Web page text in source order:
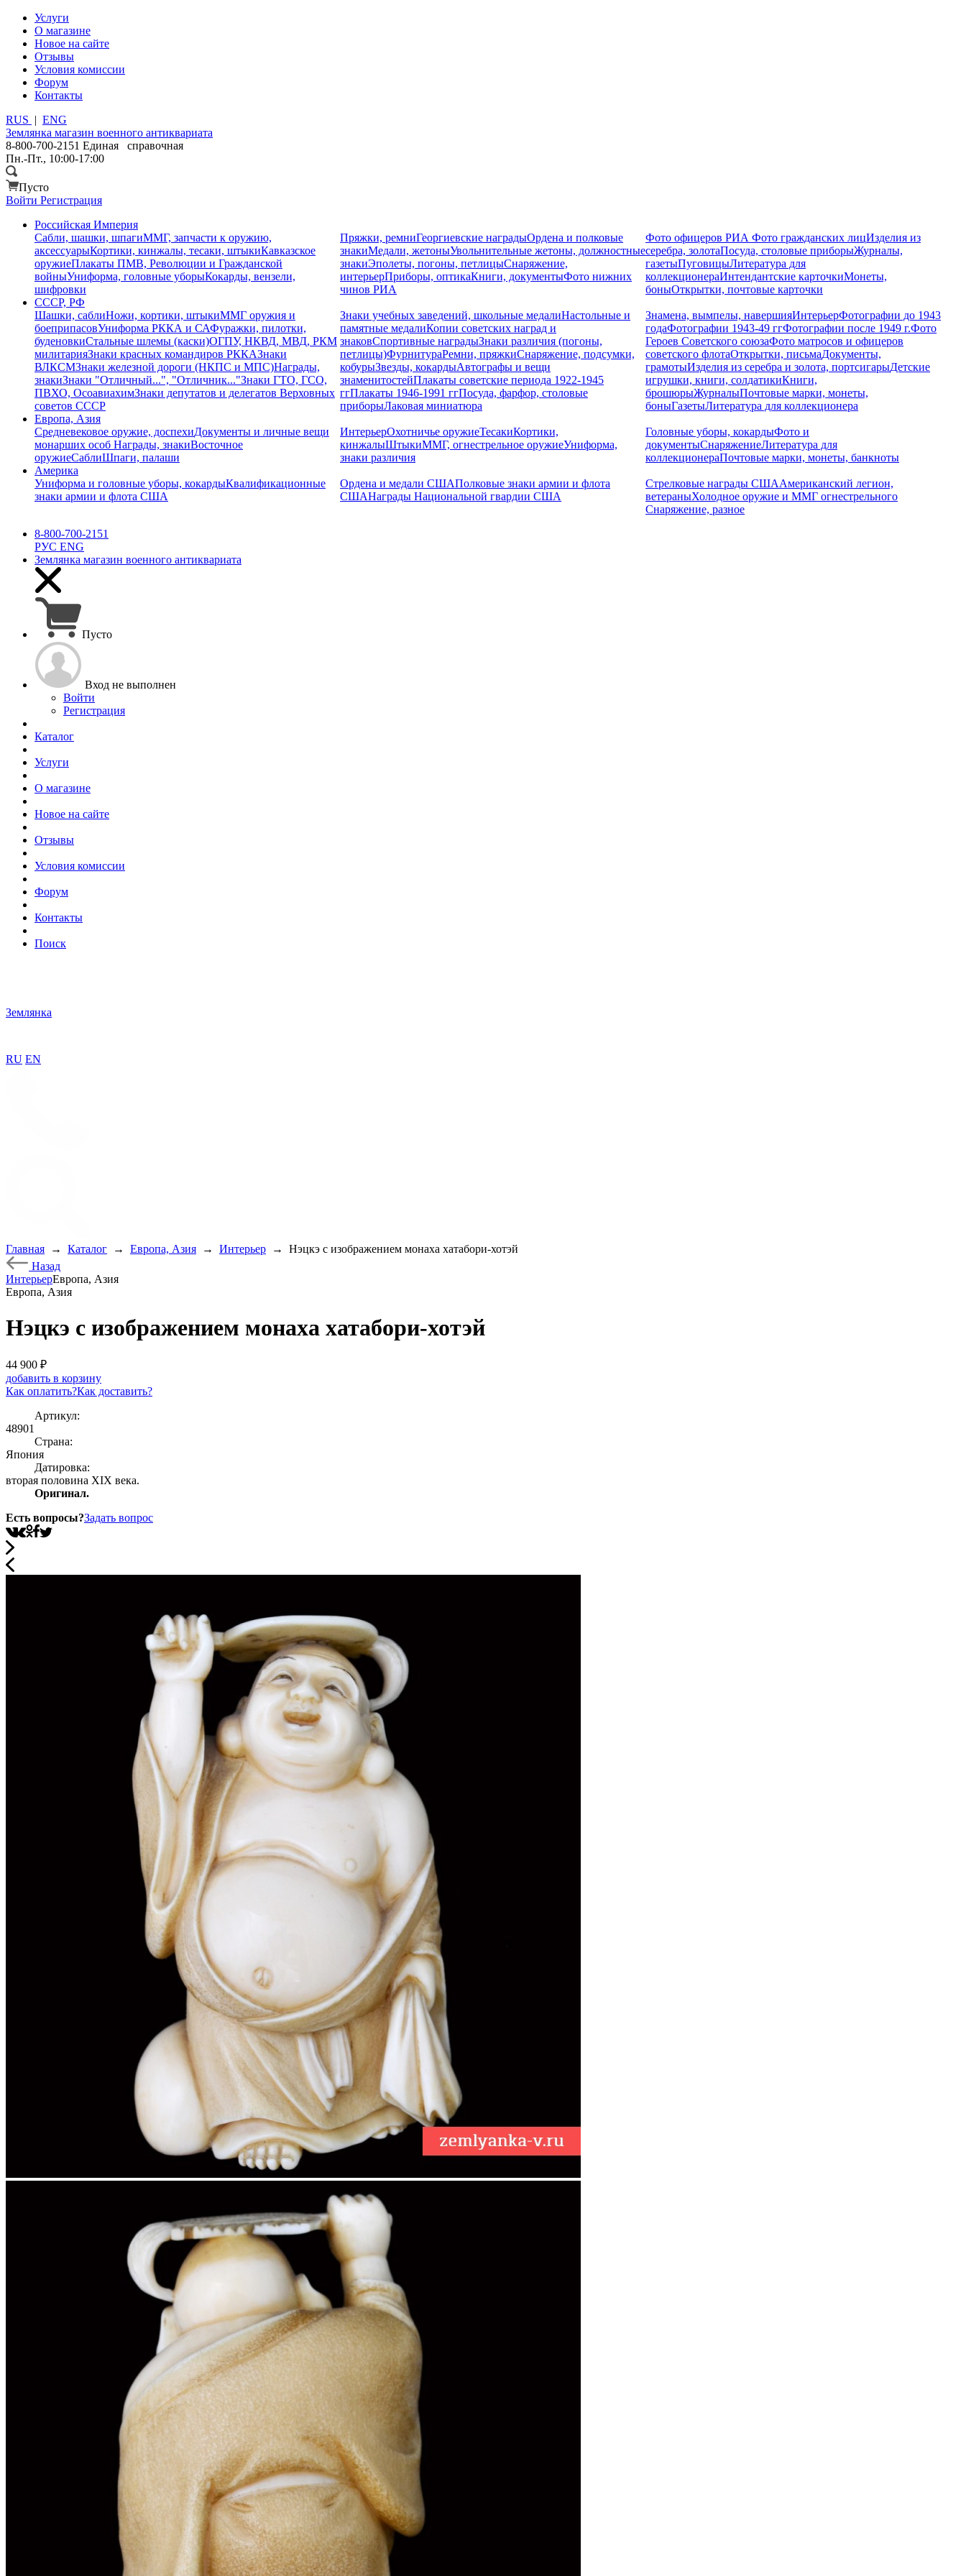
Услуги
О магазине
Новое на сайте
Отзывы
Условия комиссии
Форум
Контакты
RUS | ENG
Землянка магазин военного антиквариата
8-800-700-2151 Единая справочная
Пн.-Пт., 10:00-17:00
Пусто
Войти Регистрация
Российская Империя
Сабли, шашки, шпагиММГ, запчасти к оружию,
аксессуарыКортики, кинжалы, тесаки, штыкиКавказское
оружиеПлакаты ПМВ, Революции и Гражданской
войныУниформа, головные уборыКокарды, вензели,
шифровки
Пряжки, ремниГеоргиевские наградыОрдена и полковые
знакиМедали, жетоныУвольнительные жетоны, должностные
знакиЭполеты, погоны, петлицыСнаряжение,
интерьерПриборы, оптикаКниги, документыФото нижних
чинов РИА
Фото офицеров РИАФото гражданских лицИзделия из
серебра, золотаПосуда, столовые приборыЖурналы,
газетыПуговицыЛитература для
коллекционераИнтендантские карточкиМонеты,
боныОткрытки, почтовые карточки
СССР, РФ
Шашки, саблиНожи, кортики, штыкиММГ оружия и
боеприпасовУниформа РККА и САФуражки, пилотки,
буденовкиСтальные шлемы (каски)ОГПУ, НКВД, МВД, РКМ
милитарияЗнаки красных командиров РККАЗнаки
ВЛКСМЗнаки железной дороги (НКПС и МПС)Награды,
знакиЗнаки "Отличный...", "Отличник..."Знаки ГТО, ГСО,
ПВХО, ОсоавиахимЗнаки депутатов и делегатов Верховных
советов СССР
Знаки учебных заведений, школьные медалиНастольные и
памятные медалиКопии советских наград и
знаковСпортивные наградыЗнаки различия (погоны,
петлицы)ФурнитураРемни, пряжкиСнаряжение, подсумки,
кобурыЗвезды, кокардыАвтографы и вещи
знаменитостейПлакаты советские периода 1922-1945
ггПлакаты 1946-1991 ггПосуда, фарфор, столовые
приборыЛаковая миниатюра
Знамена, вымпелы, навершияИнтерьерФотографии до 1943
годаФотографии 1943-49 ггФотографии после 1949 г.Фото
Героев Советского союзаФото матросов и офицеров
советского флотаОткрытки, письмаДокументы,
грамотыИзделия из серебра и золота, портсигарыДетские
игрушки, книги, солдатикиКниги,
брошюрыЖурналыПочтовые марки, монеты,
боныГазетыЛитература для коллекционера
Европа, Азия
Средневековое оружие, доспехиДокументы и личные вещи
монарших особ Награды, знакиВосточное
оружиеСаблиШпаги, палаши
ИнтерьерОхотничье оружиеТесакиКортики,
кинжалыШтыкиММГ, огнестрельное оружиеУниформа,
знаки различия
Головные уборы, кокардыФото и
документыСнаряжениеЛитература для
коллекционераПочтовые марки, монеты, банкноты
Америка
Униформа и головные уборы, кокардыКвалификационные
знаки армии и флота США
Ордена и медали СШАПолковые знаки армии и флота
СШАНаграды Национальной гвардии США
Стрелковые награды СШААмериканский легион,
ветераныХолодное оружие и ММГ огнестрельного
Снаряжение, разное
8-800-700-2151
РУС ENG
Землянка магазин военного антиквариата
Пусто
Вход не выполнен
Войти
Регистрация
Каталог
Услуги
О магазине
Новое на сайте
Отзывы
Условия комиссии
Форум
Контакты
Поиск
Землянка
RU EN
Главная → Каталог → Европа, Азия → Интерьер →
Нэцкэ с изображением монаха хатабори-хотэй
Назад
ИнтерьерЕвропа, Азия
Европа, Азия
Нэцкэ с изображением монаха хатабори-хотэй
44 900 ₽
добавить в корзину
Как оплатить?Как доставить?
Артикул:
48901
Страна:
Япония
Датировка:
вторая половина XIX века.
Оригинал.
Есть вопросы?Задать вопрос